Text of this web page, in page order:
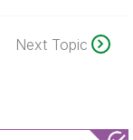
Next Topic